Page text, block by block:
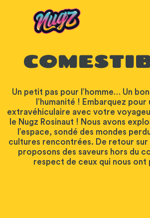
Un petit pas pour l’homme… Un
l’humanité ! Embarquez
extravéhiculaire avec votre
le Nugz Rosinaut ! Nous avons
l’espace, sondé des mondes
cultures rencontrées. De retour sur
proposons des saveurs hors du
respect de ceux qui nous ont